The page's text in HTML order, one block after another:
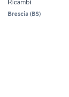
Ricambi
Brescia (BS)